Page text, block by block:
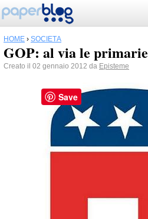
HOME › SOCIETÀ
GOP: al via le primarie
Creato il 02 gennaio 2012 da Episteme
Save